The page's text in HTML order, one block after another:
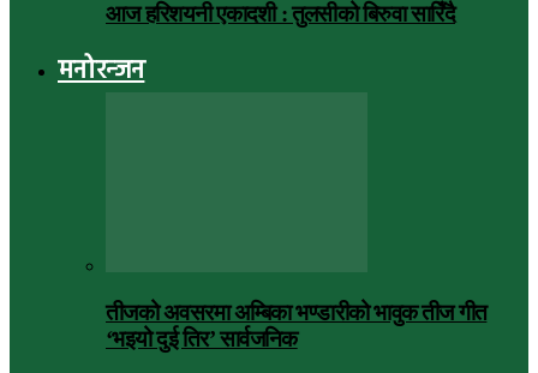
आज हरिशयनी एकादशी : तुलसीको बिरुवा सारिँदै
मनोरन्जन
तीजको अवसरमा अम्बिका भण्डारीको भावुक तीज गीत
‘भइयो दुई तिर’ सार्वजनिक